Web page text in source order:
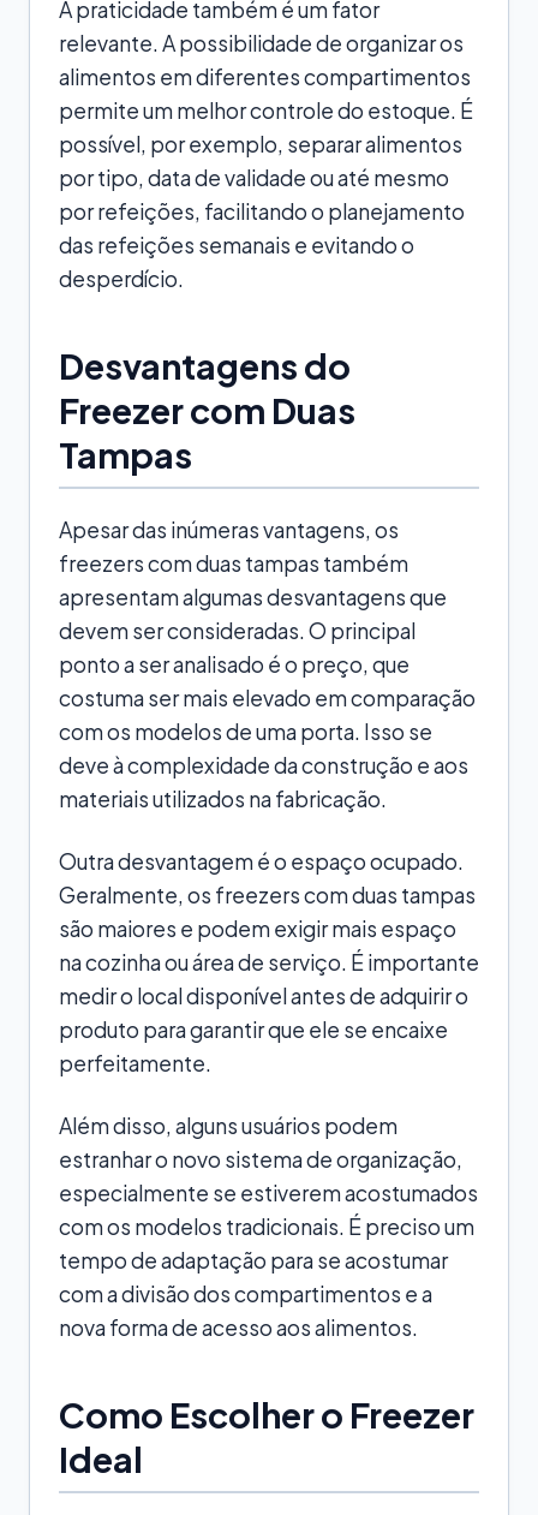
A praticidade também é um fator
relevante. A possibilidade de organizar os
alimentos em diferentes compartimentos
permite um melhor controle do estoque. É
possível, por exemplo, separar alimentos
por tipo, data de validade ou até mesmo
por refeições, facilitando o planejamento
das refeições semanais e evitando o
desperdício.
Desvantagens do
Freezer com Duas
Tampas
Apesar das inúmeras vantagens, os
freezers com duas tampas também
apresentam algumas desvantagens que
devem ser consideradas. O principal
ponto a ser analisado é o preço, que
costuma ser mais elevado em comparação
com os modelos de uma porta. Isso se
deve à complexidade da construção e aos
materiais utilizados na fabricação.
Outra desvantagem é o espaço ocupado.
Geralmente, os freezers com duas tampas
são maiores e podem exigir mais espaço
na cozinha ou área de serviço. É importante
medir o local disponível antes de adquirir o
produto para garantir que ele se encaixe
perfeitamente.
Além disso, alguns usuários podem
estranhar o novo sistema de organização,
especialmente se estiverem acostumados
com os modelos tradicionais. É preciso um
tempo de adaptação para se acostumar
com a divisão dos compartimentos e a
nova forma de acesso aos alimentos.
Como Escolher o Freezer
Ideal